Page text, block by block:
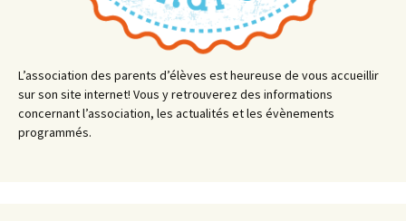
L’association des parents d’élèves est heureuse de vous accueillir
sur son site internet! Vous y retrouverez des informations
concernant l’association, les actualités et les évènements
programmés.